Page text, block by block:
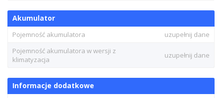
Akumulator
Pojemność akumulatora
uzupełnij dane
Pojemność akumulatora w wersji z
klimatyzacja
uzupełnij dane
Informacje dodatkowe